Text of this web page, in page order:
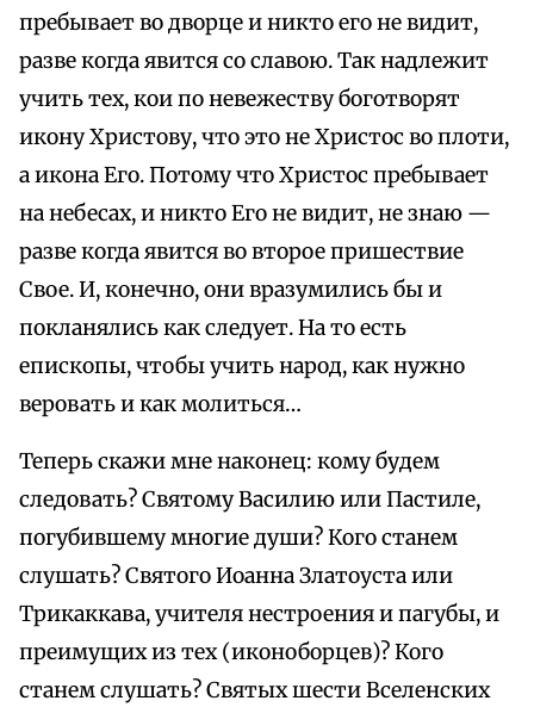
пребывает во дворце и никто его не видит,
разве когда явится со славою. Так надлежит
учить тех, кои по невежеству боготворят
икону Христову, что это не Христос во плоти,
а икона Его. Потому что Христос пребывает
на небесах, и никто Его не видит, не знаю —
разве когда явится во второе пришествие
Свое. И, конечно, они вразумились бы и
покланялись как следует. На то есть
епископы, чтобы учить народ, как нужно
веровать и как молиться…
Теперь скажи мне наконец: кому будем
следовать? Святому Василию или Пастиле,
погубившему многие души? Кого станем
слушать? Святого Иоанна Златоуста или
Трикаккава, учителя нестроения и пагубы, и
преимущих из тех (иконоборцев)? Кого
станем слушать? Святых шести Вселенских